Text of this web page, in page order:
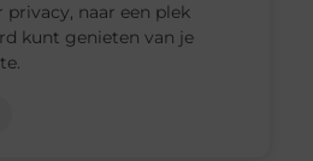
privacy, naar een plek
kunt genieten van je